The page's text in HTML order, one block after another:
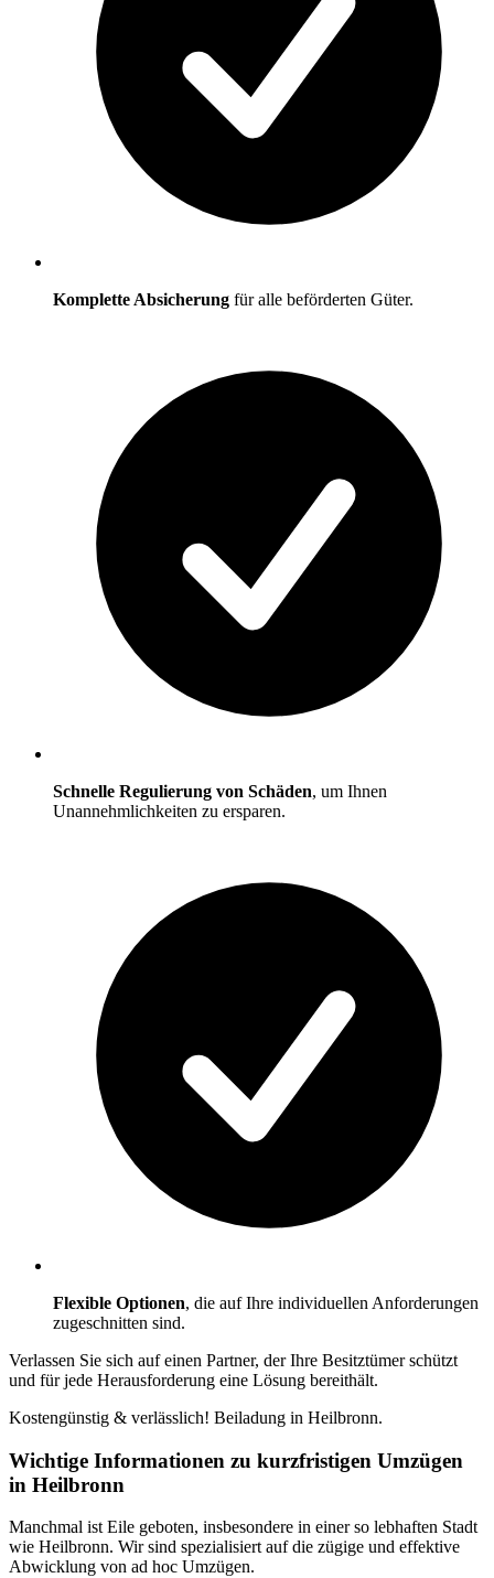
Komplette Absicherung für alle beförderten Güter.
Schnelle Regulierung von Schäden, um Ihnen
Unannehmlichkeiten zu ersparen.
Flexible Optionen, die auf Ihre individuellen Anforderungen
zugeschnitten sind.
Verlassen Sie sich auf einen Partner, der Ihre Besitztümer schützt
und für jede Herausforderung eine Lösung bereithält.
Kostengünstig & verlässlich! Beiladung in Heilbronn.
Wichtige Informationen zu kurzfristigen Umzügen
in Heilbronn
Manchmal ist Eile geboten, insbesondere in einer so lebhaften Stadt
wie Heilbronn. Wir sind spezialisiert auf die zügige und effektive
Abwicklung von ad hoc Umzügen.